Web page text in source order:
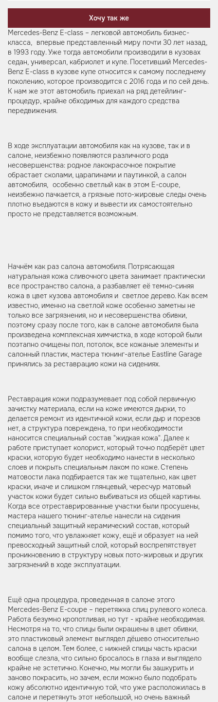
Хочу так же
Mercedes-Benz E-class – легковой автомобиль бизнес-
класса, впервые представленный миру почти 30 лет назад,
в 1993 году. Уже тогда автомобили производили в кузовах
седан, универсал, кабриолет и купе. Посетивший Mercedes-
Benz E-class в кузове купе относится к самому последнему
поколению, которое производится с 2016 года и по сей день.
К нам же этот автомобиль приехал на ряд детейлинг-
процедур, крайне обходимых для каждого средства
передвижения.
В ходе эксплуатации автомобиля как на кузове, так и в
салоне, неизбежно появляются различного рода
несовершенства: родное лакокрасочное покрытие
обрастает сколами, царапинами и паутинкой, а салон
автомобиля, особенно светлый как в этом E-coupe,
неизбежно пачкается, а грязные пото-жировые следы очень
плотно въедаются в кожу и вывести их самостоятельно
просто не представляется возможным.
Начнём как раз салона автомобиля. Потрясающая
натуральная кожа сливочного цвета занимает практически
все пространство салона, а разбавляет её темно-синяя
кожа в цвет кузова автомобиля и светлое дерево. Как всем
известно, именно на светлой коже особенно заметны не
только все загрязнения, но и несовершенства обивки,
поэтому сразу после того, как в салоне автомобиля была
произведена комплексная химчистка, в ходе которой были
поэтапно очищены пол, потолок, все кожаные элементы и
салонный пластик, мастера тюнинг-ателье Eastline Garage
принялись за реставрацию кожи на сидениях.
Реставрация кожи подразумевает под собой первичную
зачистку материала, если на коже имеются дырки, то
делается ремонт из идентичной кожи, если дыр и порезов
нет, а структура повреждена, то при необходимости
наносится специальный состав "жидкая кожа". Далее к
работе приступает колорист, который точно подберёт цвет
краски, которую будет необходимо нанести в несколько
слоев и покрыть специальным лаком по коже. Степень
матовости лака подбирается так же тщательно, как цвет
краски, иначе и слишком глянцевый, чересчур матовый
участок кожи будет сильно выбиваться из общей картины.
Когда все отреставрированные участки были просушены,
мастера нашего тюнинг-ателье нанесли на сидения
специальный защитный керамический состав, который
помимо того, что увлажняет кожу, ещё и образует на ней
превосходный защитный слой, который воспрепятствует
проникновению в структуру новых пото-жировых и других
загрязнений в ходе эксплуатации.
Ещё одна процедура, проведенная в салоне этого
Mercedes-Benz E-coupe – перетяжка спиц рулевого колеса.
Работа безумно кропотливая, но тут - крайне необходимая.
Несмотря на то, что спицы были окрашены в цвет обивки,
это пластиковый элемент выглядел дёшево относительно
салона в целом. Тем более, с нижней спицы часть краски
вообще слезла, что сильно бросалось в глаза и выглядело
крайне не эстетично. Конечно, мы могли бы зашкурить и
заново покрасить, но зачем, если можно было подобрать
кожу абсолютно идентичную той, что уже расположилась в
салоне и перетянуть этот небольшой, но очень важный